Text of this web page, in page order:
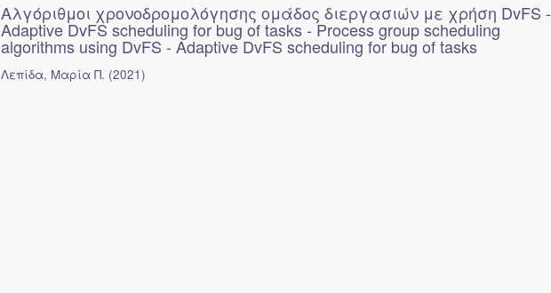
Αλγόριθμοι χρονοδρομολόγησης ομάδος διεργασιών με χρήση DvFS -
Adaptive DvFS scheduling for bug of tasks - Process group scheduling
algorithms using DvFS - Adaptive DvFS scheduling for bug of tasks
Λεπίδα, Μαρία Π. (2021)